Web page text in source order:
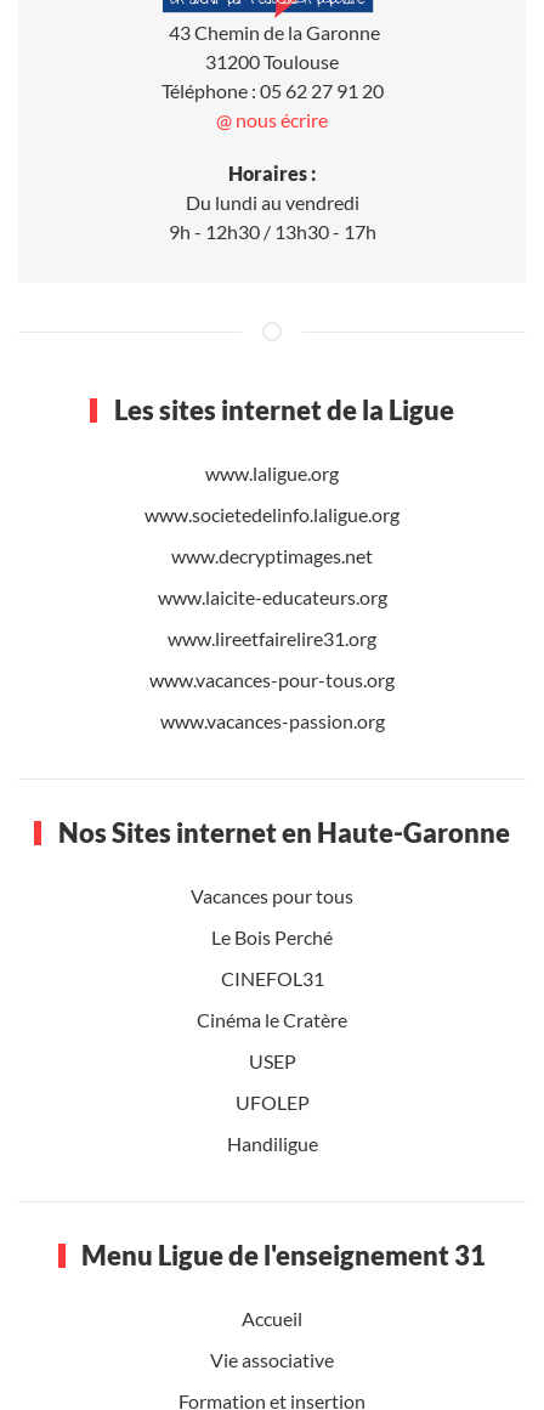
43 Chemin de la Garonne
31200 Toulouse
Téléphone : 05 62 27 91 20
@ nous écrire
Horaires :
Du lundi au vendredi
9h - 12h30 / 13h30 - 17h
Les sites internet de la Ligue
www.laligue.org
www.societedelinfo.laligue.org
www.decryptimages.net
www.laicite-educateurs.org
www.lireetfairelire31.org
www.vacances-pour-tous.org
www.vacances-passion.org
Nos Sites internet en Haute-Garonne
Vacances pour tous
Le Bois Perché
CINEFOL31
Cinéma le Cratère
USEP
UFOLEP
Handiligue
Menu Ligue de l'enseignement 31
Accueil
Vie associative
Formation et insertion